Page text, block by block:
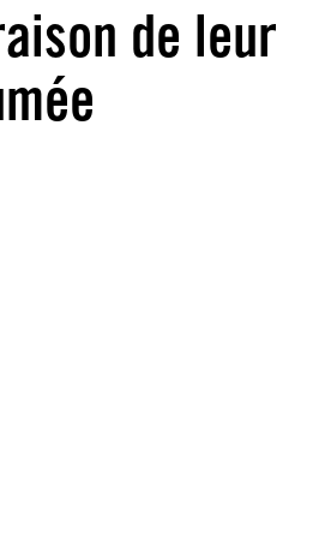
de leur